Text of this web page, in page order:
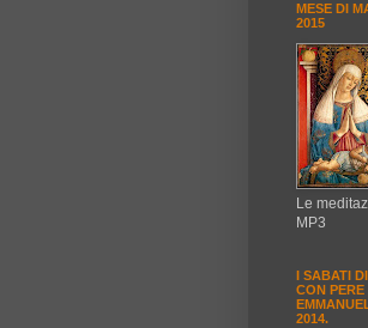
MESE DI
2015
Le
MP3
I SABATI
CON PERE
2014.